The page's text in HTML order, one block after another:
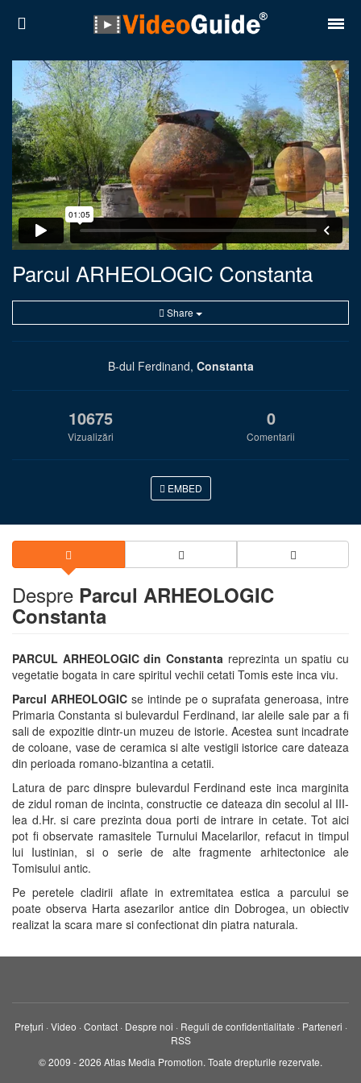
Parcul ARHEOLOGIC Constanta
Share
B-dul Ferdinand, Constanta
10675
Vizualizări
0
Comentarii
EMBED
Despre Parcul ARHEOLOGIC
Constanta
PARCUL ARHEOLOGIC din Constanta reprezinta un spatiu cu
vegetatie bogata in care spiritul vechii cetati Tomis este inca viu.
Parcul ARHEOLOGICse intinde pe o suprafata generoasa, intre
Primaria Constanta si bulevardul Ferdinand, iar aleile sale par a fi
sali de expozitie dintr-un muzeu de istorie. Acestea sunt incadrate
de coloane, vase de ceramica si alte vestigii istorice care dateaza
din perioada romano-bizantina a cetatii.
Latura de parc dinspre bulevardul Ferdinand este inca marginita
de zidul roman de incinta, constructie ce dateaza din secolul al III-
lea d.Hr. si care prezinta doua porti de intrare in cetate. Tot aici
pot fi observate ramasitele Turnului Macelarilor, refacut in timpul
lui Iustinian, si o serie de alte fragmente arhitectonice ale
Tomisului antic.
Pe peretele cladirii aflate in extremitatea estica a parcului se
poate observa Harta asezarilor antice din Dobrogea, un obiectiv
realizat la scara mare si confectionat din piatra naturala.
Prețuri ·Video ·Contact· Despre noi · Reguli de confidentialitate · Parteneri ·
RSS
© 2009 - 2026 Atlas Media Promotion. Toate drepturile rezervate.
Locuri
Destinații
Prețuri
Contact
Despre noi
Reguli de confidentialitate
Română
English